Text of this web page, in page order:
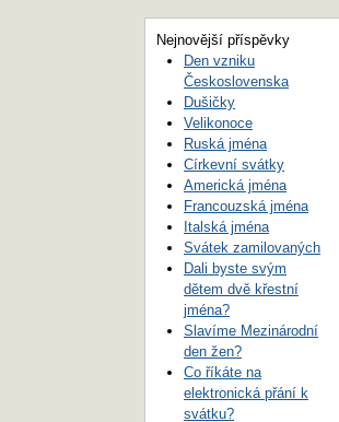
Nejnovější příspěvky
Den vzniku
Československa
Dušičky
Velikonoce
Ruská jména
Církevní svátky
Americká jména
Francouzská jména
Italská jména
Svátek zamilovaných
Dali byste svým
dětem dvě křestní
jména?
Slavíme Mezinárodní
den žen?
Co říkáte na
elektronická přání k
svátku?